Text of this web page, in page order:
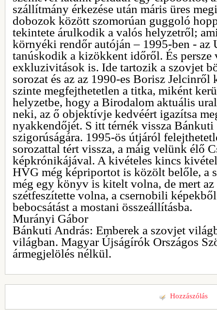
szállítmány érkezése után máris üres
dobozok között szomorúan guggoló
tekintete árulkodik a valós helyzetről;
környéki rendőr autóján – 1995-ben - az
tanúskodik a kizökkent időről. És persze
exkluzivitások is. Ide tartozik a szovjet
sorozat és az az 1990-es Borisz Jelcinről
szinte megfejthetetlen a titka, miként
helyzetbe, hogy a Birodalom aktuális
neki, az ő objektívje kedvéért igazítsa
nyakkendőjét. S itt térnék vissza Bánkuti
szigorúságára. 1995-ös útjáról
sorozattal tért vissza, a máig velünk élő
képkrónikájával. A kivételes kincs
HVG még képriportot is közölt belőle, a
még egy könyv is kitelt volna, de mert
szétfeszítette volna, a csernobili
bebocsátást a mostani összeállításba.
Murányi Gábor
Bánkuti András: Emberek a szovjet
világban. Magyar Újságírók Országos
ármegjelölés nélkül.
Hozzászólás